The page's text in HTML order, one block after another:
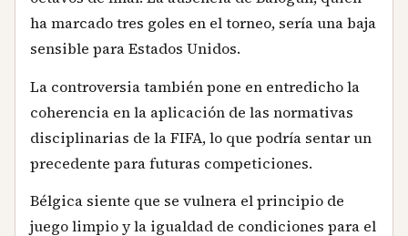
ha marcado tres goles en el torneo, sería una baja
sensible para Estados Unidos.
La controversia también pone en entredicho la
coherencia en la aplicación de las normativas
disciplinarias de la FIFA, lo que podría sentar un
precedente para futuras competiciones.
Bélgica siente que se vulnera el principio de
juego limpio y la igualdad de condiciones para el